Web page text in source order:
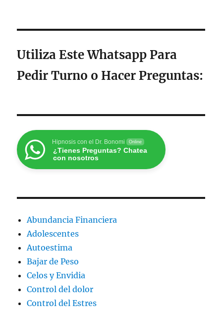
Utiliza Este Whatsapp Para
Pedir Turno o Hacer Preguntas:
Hipnosis con el Dr. Bonomi Online
¿Tienes Preguntas? Chatea
con nosotros
Abundancia Financiera
Adolescentes
Autoestima
Bajar de Peso
Celos y Envidia
Control del dolor
Control del Estres